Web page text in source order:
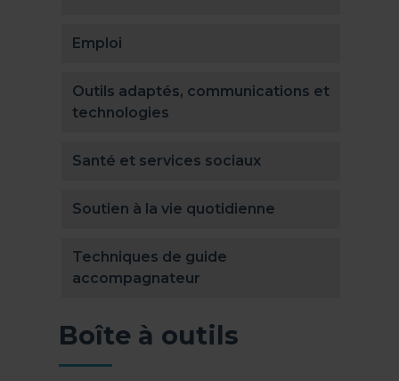
Emploi
Outils adaptés, communications et
technologies
Santé et services sociaux
Soutien à la vie quotidienne
Techniques de guide
accompagnateur
Boîte à outils